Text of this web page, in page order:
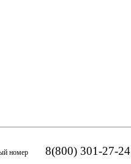
номер 8(800) 301-27-24